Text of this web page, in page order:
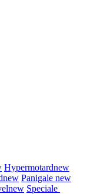
Hypermotardnew
new Panigale new
new Speciale